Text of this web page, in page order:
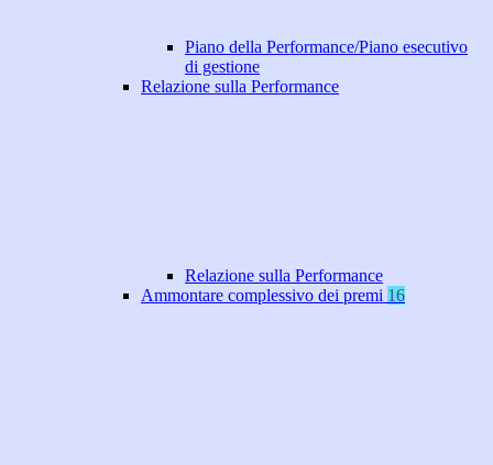
Piano della Performance/Piano esecutivo
di gestione
Relazione sulla Performance
Relazione sulla Performance
Ammontare complessivo dei premi 16